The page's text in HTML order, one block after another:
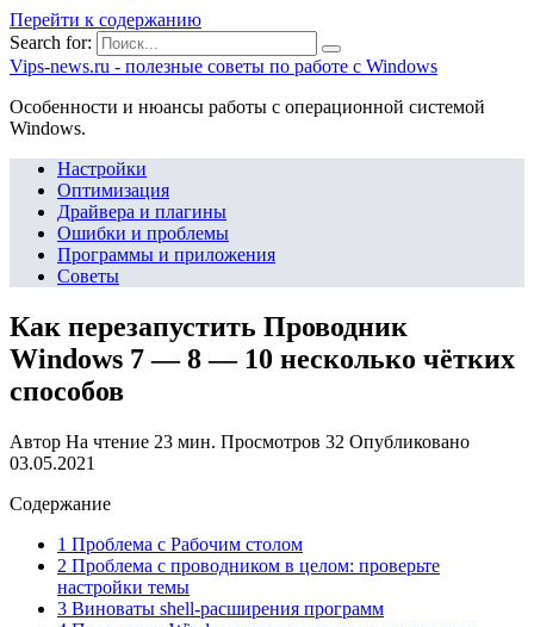
Перейти к содержанию
Search for:
Vips-news.ru - полезные советы по работе с Windows
Особенности и нюансы работы с операционной системой
Windows.
Настройки
Оптимизация
Драйвера и плагины
Ошибки и проблемы
Программы и приложения
Советы
Как перезапустить Проводник
Windows 7 — 8 — 10 несколько чётких
способов
Автор На чтение 23 мин. Просмотров 32 Опубликовано
03.05.2021
Содержание
1 Проблема с Рабочим столом
2 Проблема с проводником в целом: проверьте
настройки темы
3 Виноваты shell-расширения программ